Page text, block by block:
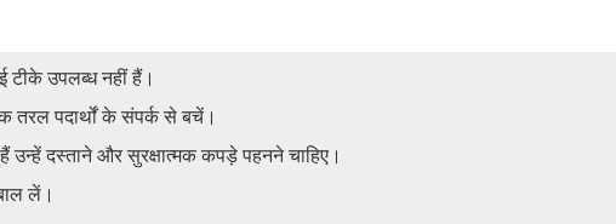
टीके उपलब्ध नहीं हैं।
तरल पदार्थों के संपर्क से बचें।
दस्ताने और सुरक्षात्मक कपड़े पहनने चाहिए।
लें।